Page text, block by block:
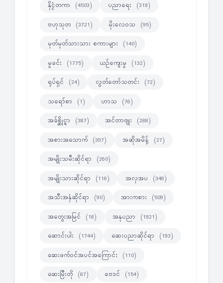
နိုင္ငံတကာ (4503) ပညာရေး (319)
ဗဟုသုတ (3721) မိုးလေဝသ (95)
မှတ်မှတ်သားသား စကားများ (140)
မှုခင်း (1775) ယဉ်ကျေးမှု (132)
ရုပ်ရှင် (24) လွတ်တော်သတင်း (72)
သရော်စာ (1) ဟာသ (76)
အခ်စ္ဆိုင္ရာ (387) အင်တာဗျုး (288)
အစားအသောက် (397) အဆိုအမိန့် (27)
အမျိုးသမီးဆိုင်ရာ (260)
အမျိုးသားဆိုင်ရာ (116) အလှအပ (346)
အသီးအနှံဆိုင်ရာ (90) အားကစား (509)
အတွေးအမြင် (18) အနုပညာ (1921)
ဆောင်းပါး (1744) ဆေးပညာဆိုင်ရာ (193)
ဆေးဖက်ဝင်အပင်အကြောင်း (110)
ဆေးမြီးတို (87) ဗေဒင် (154)